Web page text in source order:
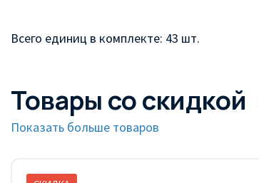
Всего единиц в комплекте: 43 шт.
Товары со скидкой
Показать больше товаров